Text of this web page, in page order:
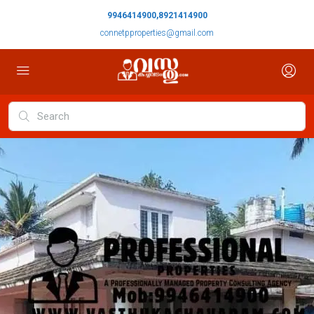
9946414900,8921414900
connetpproperties@gmail.com